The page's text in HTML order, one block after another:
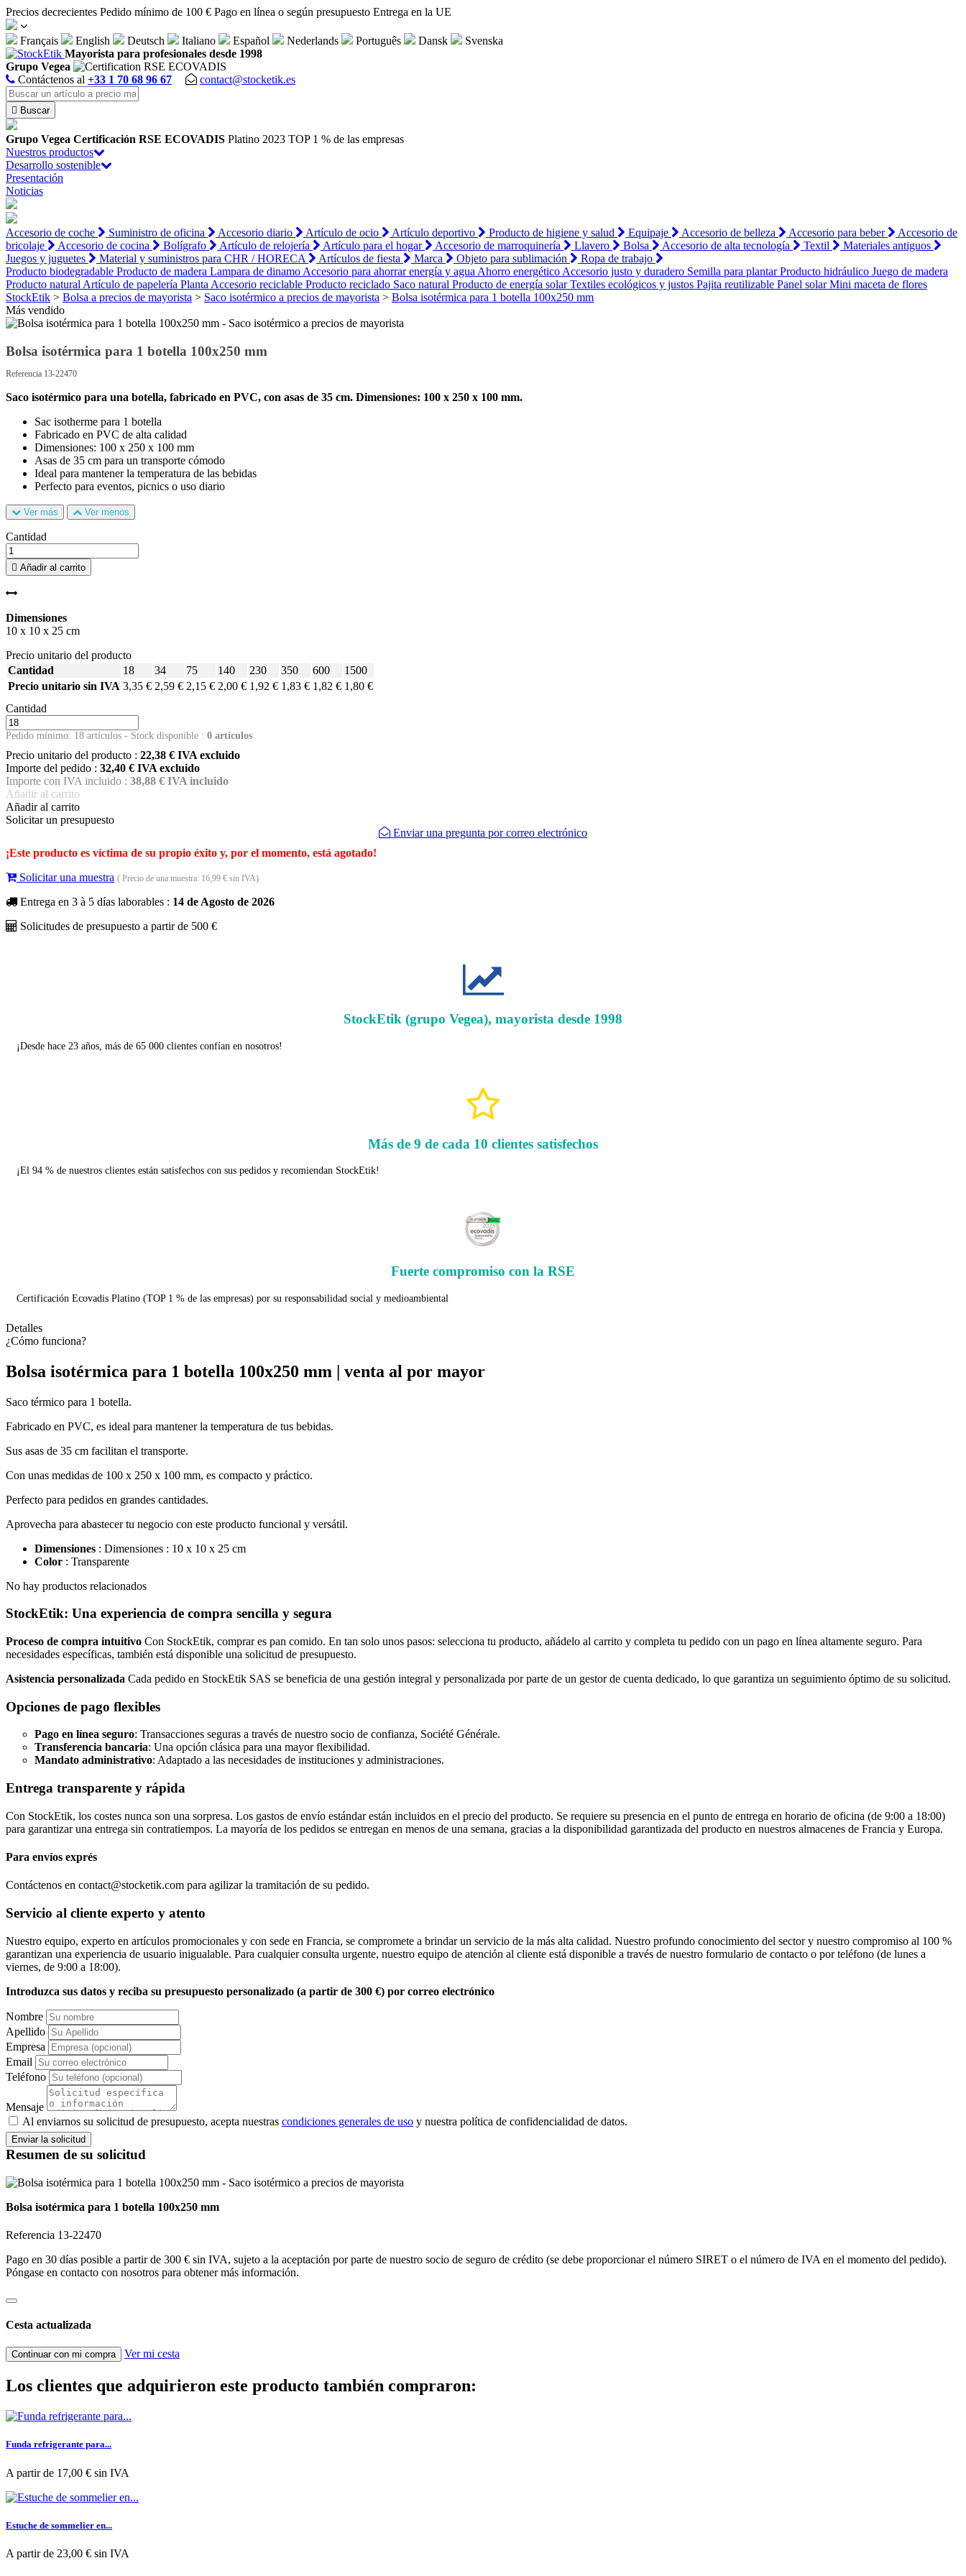
Precios decrecientes Pedido mínimo de 100 € Pago en línea o según presupuesto Entrega en la UE
Français English Deutsch Italiano Español Nederlands Português Dansk
Svenska
Mayorista para profesionales desde 1998
Grupo Vegea
Contáctenos al +33 1 70 68 96 67 contact@stocketik.es
 Buscar
Grupo Vegea Certificación RSE ECOVADIS Platino 2023 TOP 1 % de las empresas
Nuestros productos
Desarrollo sostenible
Presentación
Noticias
Accesorio de coche Suministro de oficina Accesorio diario Artículo de ocio Artículo deportivo Producto de higiene y salud Equipaje Accesorio de belleza Accesorio para beber
Accesorio de
bricolaje
Accesorio de cocina Bolígrafo Artículo de relojería Artículo para el hogar Accesorio de marroquinería Llavero Bolsa Accesorio de alta tecnología Textil
Materiales antiguos
Juegos y juguetes
Material y suministros para CHR / HORECA Artículos de fiesta Marca Objeto para sublimación
Ropa de trabajo
Producto biodegradable Producto de madera Lampara de dinamo Accesorio para ahorrar energía y agua Ahorro energético Accesorio justo y duradero Semilla para plantarProducto hidráulico Juego de madera
Producto natural Artículo de papelería Planta Accesorio reciclable Producto reciclado Saco natural Producto de energía solarTextiles ecológicos y justos Pajita reutilizable Panel solarMini maceta de flores
StockEtik > Bolsa a precios de mayorista > Saco isotérmico a precios de mayorista > Bolsa isotérmica para 1 botella 100x250 mm
Más vendido
Bolsa isotérmica para 1 botella 100x250 mm
Referencia 13-22470
Saco isotérmico para una botella, fabricado en PVC, con asas de 35 cm. Dimensiones: 100 x 250 x 100 mm.
Sac isotherme para 1 botella
Fabricado en PVC de alta calidad
Dimensiones: 100 x 250 x 100 mm
Asas de 35 cm para un transporte cómodo
Ideal para mantener la temperatura de las bebidas
Perfecto para eventos, picnics o uso diario
Ver más Ver menos
Cantidad
 Añadir al carrito
Dimensiones
10 x 10 x 25 cm
Precio unitario del producto
Cantidad
18 34 75 140 230 350 600
1500
Precio unitario sin IVA 3,35 € 2,59 € 2,15 € 2,00 € 1,92 € 1,83 € 1,82 € 1,80 €
Cantidad
Pedido mínimo: 18 artículos - Stock disponible : 0 artículos
Precio unitario del producto : 22,38 € IVA excluido
Importe del pedido : 32,40 € IVA excluido
Importe con IVA incluido : 38,88 € IVA incluido
Añadir al carrito
Añadir al carrito
Solicitar un presupuesto
Enviar una pregunta por correo electrónico
¡Este producto es víctima de su propio éxito y, por el momento, está agotado!
Solicitar una muestra ( Precio de una muestra: 16,99 € sin IVA)
Entrega en 3 à 5 días laborables : 14 de Agosto de 2026
Solicitudes de presupuesto a partir de 500 €
StockEtik (grupo Vegea), mayorista desde 1998
¡Desde hace 23 años, más de 65 000 clientes confían en nosotros!
Más de 9 de cada 10 clientes satisfechos
¡El 94 % de nuestros clientes están satisfechos con sus pedidos y recomiendan StockEtik!
Fuerte compromiso con la RSE
Certificación Ecovadis Platino (TOP 1 % de las empresas) por su responsabilidad social y medioambiental
Detalles
¿Cómo funciona?
Bolsa isotérmica para 1 botella 100x250 mm | venta al por mayor
Saco térmico para 1 botella.
Fabricado en PVC, es ideal para mantener la temperatura de tus bebidas.
Sus asas de 35 cm facilitan el transporte.
Con unas medidas de 100 x 250 x 100 mm, es compacto y práctico.
Perfecto para pedidos en grandes cantidades.
Aprovecha para abastecer tu negocio con este producto funcional y versátil.
Dimensiones : Dimensiones : 10 x 10 x 25 cm
Color : Transparente
No hay productos relacionados
StockEtik: Una experiencia de compra sencilla y segura
Proceso de compra intuitivo Con StockEtik, comprar es pan comido. En tan solo unos pasos: selecciona tu producto, añádelo al carrito y completa tu pedido con un pago en línea altamente seguro. Para
necesidades específicas, también está disponible una solicitud de presupuesto.
Asistencia personalizada Cada pedido en StockEtik SAS se beneficia de una gestión integral y personalizada por parte de un gestor de cuenta dedicado, lo que garantiza un seguimiento óptimo de su solicitud.
Opciones de pago flexibles
Pago en línea seguro: Transacciones seguras a través de nuestro socio de confianza, Société Générale.
Transferencia bancaria: Una opción clásica para una mayor flexibilidad.
Mandato administrativo: Adaptado a las necesidades de instituciones y administraciones.
Entrega transparente y rápida
Con StockEtik, los costes nunca son una sorpresa. Los gastos de envío estándar están incluidos en el precio del producto. Se requiere su presencia en el punto de entrega en horario de oficina (de 9:00 a 18:00)
para garantizar una entrega sin contratiempos. La mayoría de los pedidos se entregan en menos de una semana, gracias a la disponibilidad garantizada del producto en nuestros almacenes de Francia y Europa.
Para envíos exprés
Contáctenos en contact@stocketik.com para agilizar la tramitación de su pedido.
Servicio al cliente experto y atento
Nuestro equipo, experto en artículos promocionales y con sede en Francia, se compromete a brindar un servicio de la más alta calidad. Nuestro profundo conocimiento del sector y nuestro compromiso al 100 %
garantizan una experiencia de usuario inigualable. Para cualquier consulta urgente, nuestro equipo de atención al cliente está disponible a través de nuestro formulario de contacto o por teléfono (de lunes a
viernes, de 9:00 a 18:00).
Introduzca sus datos y reciba su presupuesto personalizado (a partir de 300 €) por correo electrónico
Nombre
Apellido
Empresa
Email
Teléfono
Mensaje
Al enviarnos su solicitud de presupuesto, acepta nuestras condiciones generales de uso y nuestra política de confidencialidad de datos.
Resumen de su solicitud
Bolsa isotérmica para 1 botella 100x250 mm
Referencia 13-22470
Pago en 30 días posible a partir de 300 € sin IVA, sujeto a la aceptación por parte de nuestro socio de seguro de crédito (se debe proporcionar el número SIRET o el número de IVA en el momento del pedido).
Póngase en contacto con nosotros para obtener más información.
Cesta actualizada
Continuar con mi compra Ver mi cesta
Los clientes que adquirieron este producto también compraron:
Funda refrigerante para...
A partir de 17,00 € sin IVA
Estuche de sommelier en...
A partir de 23,00 € sin IVA
Panel de gestión de cookies